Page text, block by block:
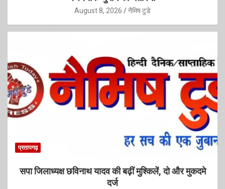
August 8, 2026 नैमिष टुडे
प्रतापगढ़
सपा जिलाध्यक्ष छविनाथ यादव की बढ़ीं मुश्किलें, दो और मुकदमे
दर्ज